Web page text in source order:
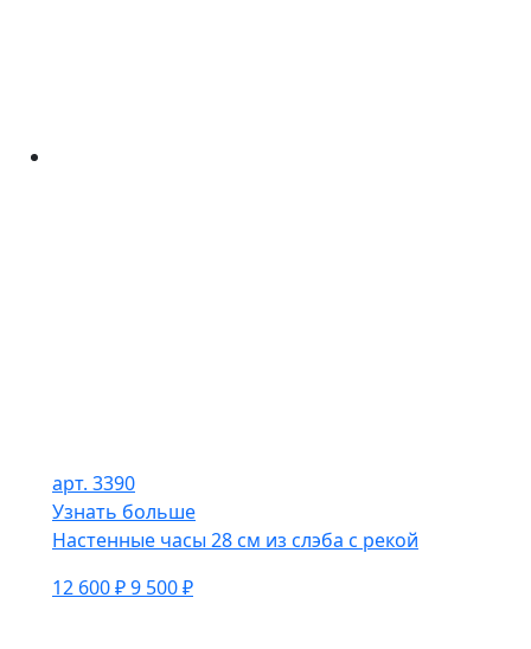
арт. 3390
Узнать больше
Настенные часы 28 см из слэба с рекой
12 600 ₽9 500 ₽